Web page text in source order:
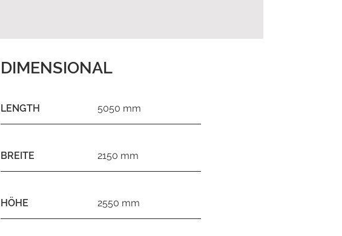
DIMENSIONAL
LENGTH 5050 mm
BREITE 2150 mm
HÖHE 2550 mm